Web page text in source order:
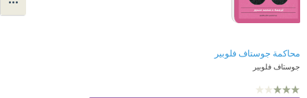
محاكمة جوستاف فلوبير
جوستاف فلوبير